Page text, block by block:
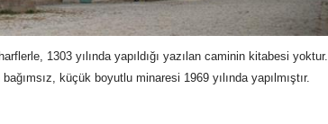
1303 yılında yapıldığı yazılan caminin kitabesi yoktur.
küçük boyutlu minaresi 1969 yılında yapılmıştır.